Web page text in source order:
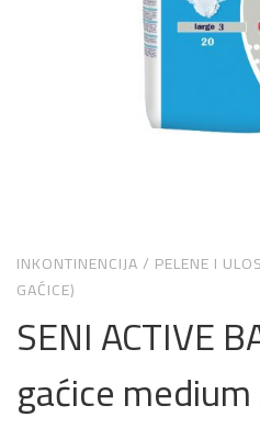
INKONTINENCIJA/ PELENE I
GAĆICE)
SENI ACTIVE
gaćice